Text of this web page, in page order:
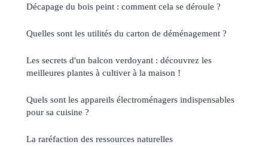
Décapage du bois peint : comment cela se déroule ?
Quelles sont les utilités du carton de déménagement ?
Les secrets d'un balcon verdoyant : découvrez les
meilleures plantes à cultiver à la maison !
Quels sont les appareils électroménagers indispensables
pour sa cuisine ?
La raréfaction des ressources naturelles